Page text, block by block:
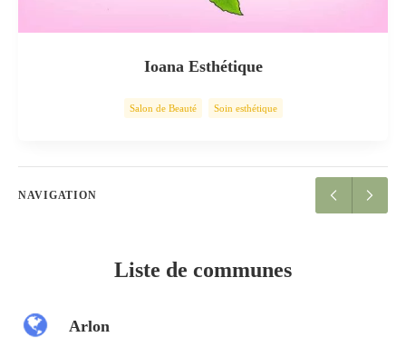
Ioana Esthétique
Salon de Beauté Soin esthétique
NAVIGATION
Liste de communes
Arlon